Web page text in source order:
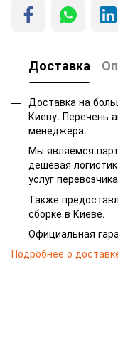
Доставка
Доставка на
Киеву. Перечень
менеджера.
Мы являемся
дешевая
услуг
Также
сборке в Киеве.
Официальная
Подробнее о